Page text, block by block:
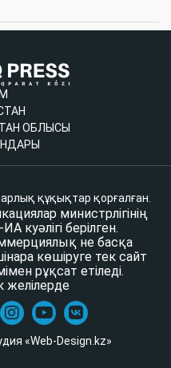
ОБЛЫСЫ
құқықтар қорғалған.
министрлігінің
куәлігі берілген.
не басқа
көшіруге тек сайт
рұқсат етіледі.
желілерде
«Web-Design.kz»